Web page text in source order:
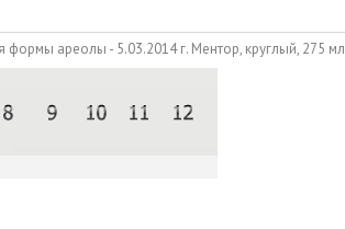
ареолы - 5.03.2014 г. Ментор, круглый, 275